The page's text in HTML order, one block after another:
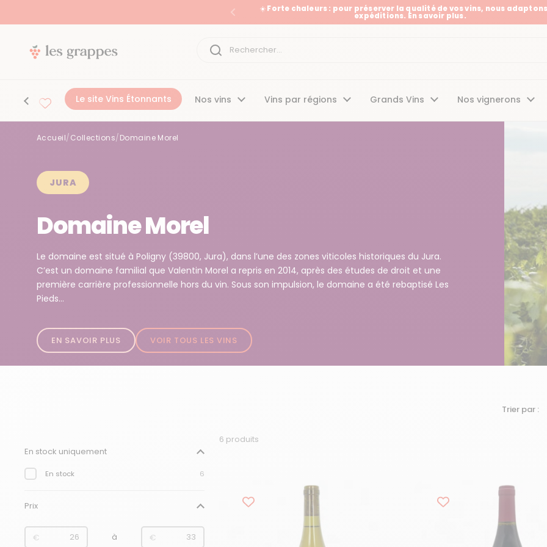
Précédent
☀️ Forte chaleurs : pour préserver la qualité de vos vins, nous
expéditions. En savoir plus.
Le site Vins Étonnants Nos vins Vins par régions Grands Vins Nos vignerons
Accueil Collections
Accueil/Collections/Domaine Morel
JURA
Domaine Morel
Le domaine est situé à Poligny (39800, Jura), dans l’une des zones viticoles historiques du Jura.
C’est un domaine familial que Valentin Morel a repris en 2014, après des études de droit et une
première carrière professionnelle hors du vin. Sous son impulsion, le domaine a été rebaptisé Les
Pieds...
EN SAVOIR PLUS VOIR TOUS LES VINS
En stock uniquement
En stock 6
Prix
de€ à €
6 produits
Trier par :